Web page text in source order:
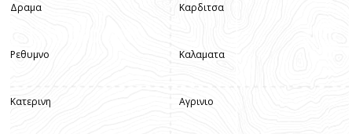
Δραμα
Ρεθυμνο
Κατερινη
Καρδιτσα
Καλαματα
Αγρινιο